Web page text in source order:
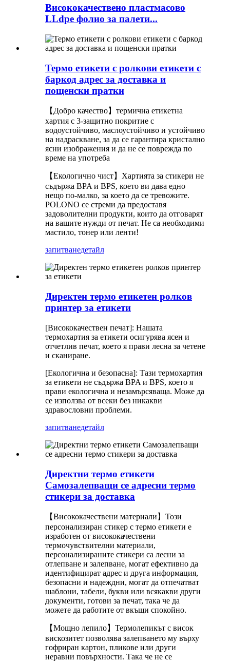
Висококачествено пластмасово
LLdpe фолио за палети...
Термо етикети с ролкови етикети с
баркод адрес за доставка и
пощенски пратки
【Добро качество】термична етикетна
хартия с 3-защитно покритие с
водоустойчиво, маслоустойчиво и устойчиво
на надраскване, за да се гарантира кристално
ясни изображения и да не се поврежда по
време на употреба
【Екологично чист】Хартията за стикери не
съдържа BPA и BPS, което ви дава едно
нещо по-малко, за което да се тревожите.
POLONO се стреми да предоставя
задоволителни продукти, които да отговарят
на вашите нужди от печат. Не са необходими
мастило, тонер или ленти!
запитванедетайл
Директен термо етикетен ролков
принтер за етикети
[Висококачествен печат]: Нашата
термохартия за етикети осигурява ясен и
отчетлив печат, което я прави лесна за четене
и сканиране.
[Екологична и безопасна]: Тази термохартия
за етикети не съдържа BPA и BPS, което я
прави екологична и незамърсяваща. Може да
се използва от всеки без никакви
здравословни проблеми.
запитванедетайл
Директни термо етикети
Самозалепващи се адресни термо
стикери за доставка
【Висококачествени материали】Този
персонализиран стикер с термо етикети е
изработен от висококачествени
термочувствителни материали,
персонализираните стикери са лесни за
отлепване и залепване, могат ефективно да
идентифицират адрес и друга информация,
безопасни и надеждни, могат да отпечатват
шаблони, табели, букви или всякакви други
документи, готови за печат, така че да
можете да работите от вкъщи спокойно.
【Мощно лепило】Термолепикът с висок
вискозитет позволява залепването му върху
гофриран картон, пликове или други
неравни повърхности. Така че не се